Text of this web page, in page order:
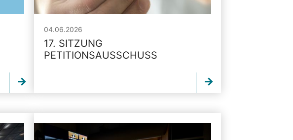
04.06.2026
17. SITZUNG
PETITIONSAUSSCHUSS